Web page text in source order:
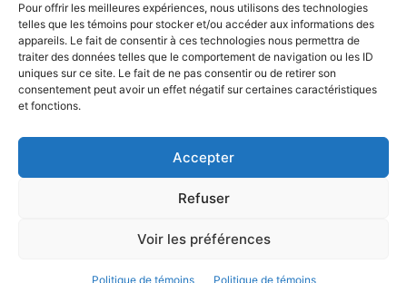
Pour offrir les meilleures expériences, nous utilisons des technologies
telles que les témoins pour stocker et/ou accéder aux informations des
appareils. Le fait de consentir à ces technologies nous permettra de
traiter des données telles que le comportement de navigation ou les ID
uniques sur ce site. Le fait de ne pas consentir ou de retirer son
consentement peut avoir un effet négatif sur certaines caractéristiques
et fonctions.
Accepter
Refuser
Voir les préférences
Politique de témoins Politique de témoins
Nous Suivre
Contactez-nous :
12-3894 rue Sainte-Catherine Est,